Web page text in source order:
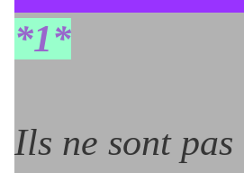
*1*
Ils ne sont pas